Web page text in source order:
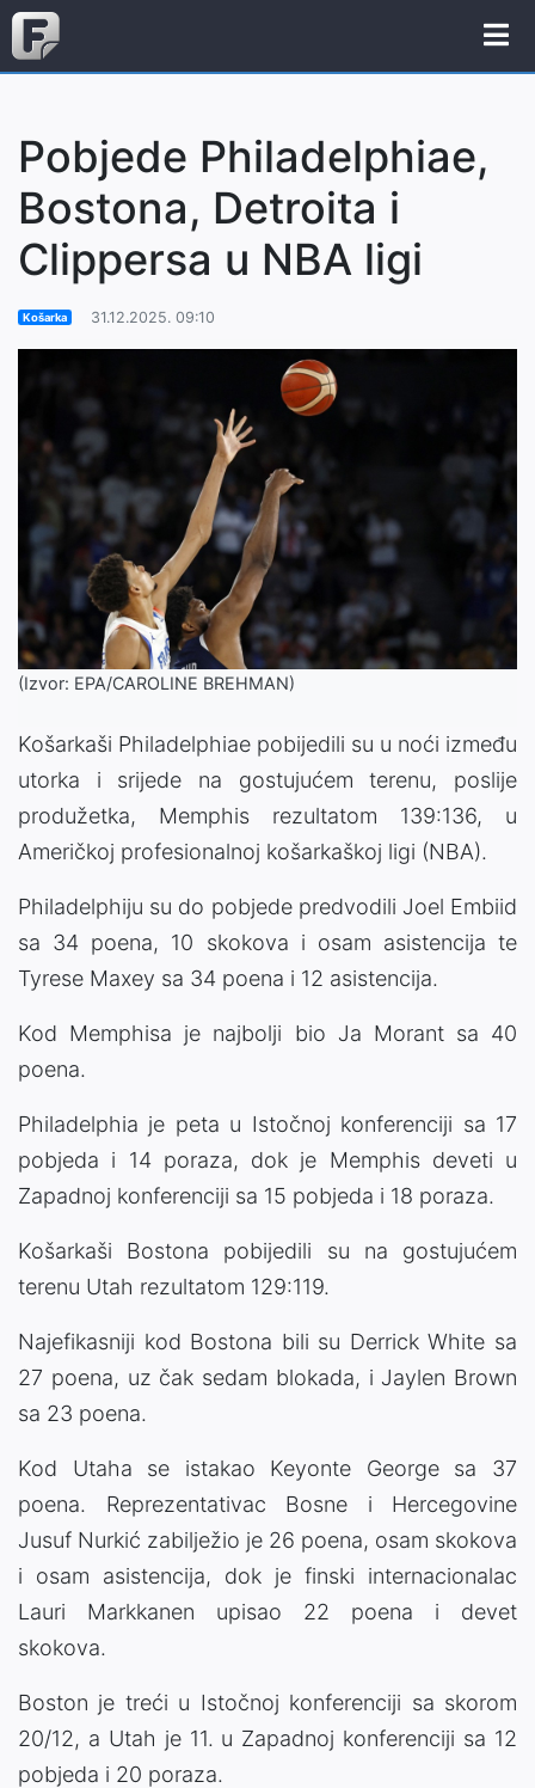
Pobjede Philadelphiae,
Bostona, Detroita i
Clippersa u NBA ligi
Košarka 31.12.2025. 09:10
(Izvor: EPA/CAROLINE BREHMAN)
Košarkaši Philadelphiae pobijedili su u noći između
utorka i srijede na gostujućem terenu, poslije
produžetka, Memphis rezultatom 139:136, u
Američkoj profesionalnoj košarkaškoj ligi (NBA).
Philadelphiju su do pobjede predvodili Joel Embiid
sa 34 poena, 10 skokova i osam asistencija te
Tyrese Maxey sa 34 poena i 12 asistencija.
Kod Memphisa je najbolji bio Ja Morant sa 40
poena.
Philadelphia je peta u Istočnoj konferenciji sa 17
pobjeda i 14 poraza, dok je Memphis deveti u
Zapadnoj konferenciji sa 15 pobjeda i 18 poraza.
Košarkaši Bostona pobijedili su na gostujućem
terenu Utah rezultatom 129:119.
Najefikasniji kod Bostona bili su Derrick White sa
27 poena, uz čak sedam blokada, i Jaylen Brown
sa 23 poena.
Kod Utaha se istakao Keyonte George sa 37
poena. Reprezentativac Bosne i Hercegovine
Jusuf Nurkić zabilježio je 26 poena, osam skokova
i osam asistencija, dok je finski internacionalac
Lauri Markkanen upisao 22 poena i devet
skokova.
Boston je treći u Istočnoj konferenciji sa skorom
20/12, a Utah je 11. u Zapadnoj konferenciji sa 12
pobjeda i 20 poraza.